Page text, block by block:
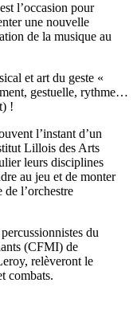
l’occasion pour
une nouvelle
de la musique au
et art du geste «
gestuelle, rythme…
!
l’instant d’un
Lillois des Arts
leurs disciplines
au jeu et de monter
l’orchestre
du
(CFMI) de
relèveront le
combats.